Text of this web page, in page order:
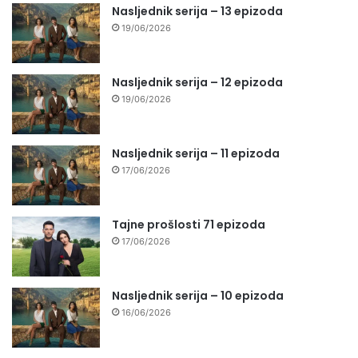
Nasljednik serija – 13 epizoda
19/06/2026
Nasljednik serija – 12 epizoda
19/06/2026
Nasljednik serija – 11 epizoda
17/06/2026
Tajne prošlosti 71 epizoda
17/06/2026
Nasljednik serija – 10 epizoda
16/06/2026